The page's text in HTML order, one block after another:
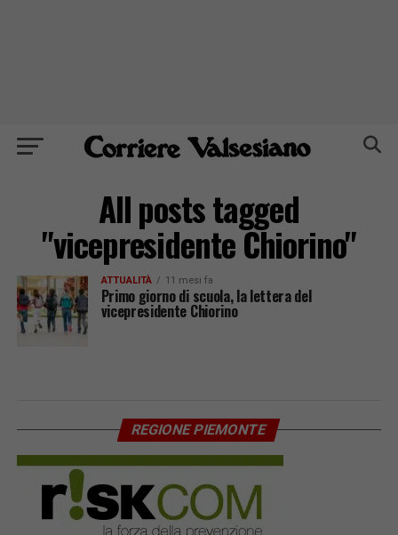
All posts tagged
"vicepresidente Chiorino"
ATTUALITÀ 11 mesi fa
Primo giorno di scuola, la lettera del
vicepresidente Chiorino
REGIONE PIEMONTE